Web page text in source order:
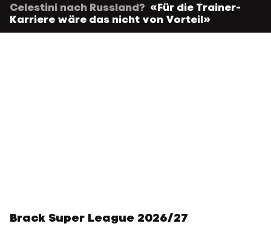
Celestini nach Russland? «Für die Trainer-
Karriere wäre das nicht von Vorteil»
Brack Super League 2026/27